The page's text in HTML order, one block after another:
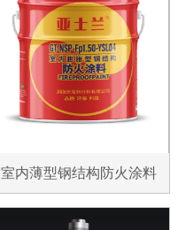
室内薄型钢结构防火涂料